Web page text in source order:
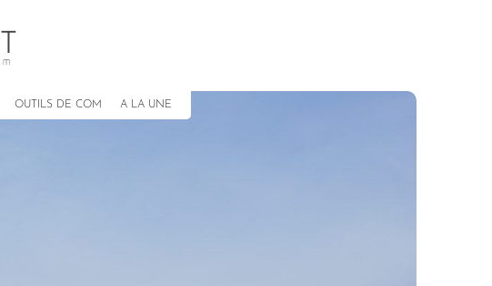
OUTILS DE COM A LA UNE